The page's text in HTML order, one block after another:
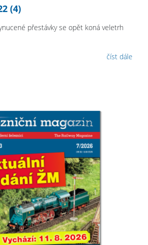
(4)
přestávky se opět koná veletrh
číst dále